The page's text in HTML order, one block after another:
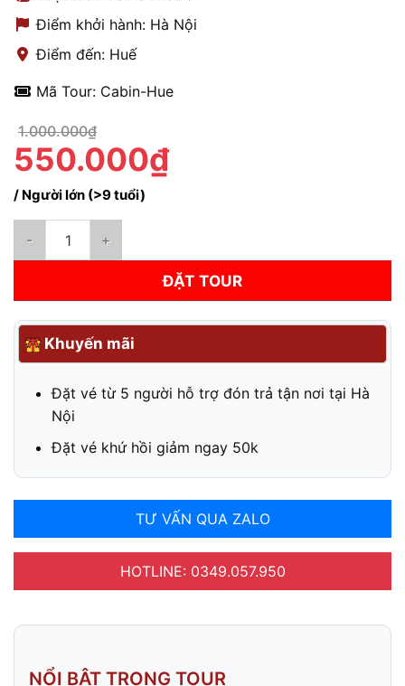
Điểm khởi hành: Hà Nội
Điểm đến: Huế
Mã Tour: Cabin-Hue
1.000.000₫
550.000₫
/ Người lớn (>9 tuổi)
ĐẶT TOUR
Khuyến mãi
Đặt vé từ 5 người hỗ trợ đón trả tận nơi tại Hà
Nội
Đặt vé khứ hồi giảm ngay 50k
TƯ VẤN QUA ZALO
HOTLINE: 0349.057.950
NỔI BẬT TRONG TOUR